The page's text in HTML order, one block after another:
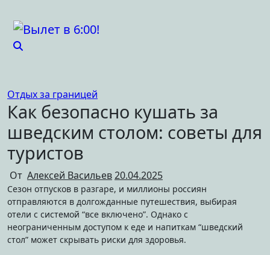
содержимому
Отдых за границей
Как безопасно кушать за
шведским столом: советы для
туристов
От Алексей Васильев20.04.2025
Сезон отпусков в разгаре, и миллионы россиян
отправляются в долгожданные путешествия, выбирая
отели с системой “все включено”. Однако с
неограниченным доступом к еде и напиткам “шведский
стол” может скрывать риски для здоровья.